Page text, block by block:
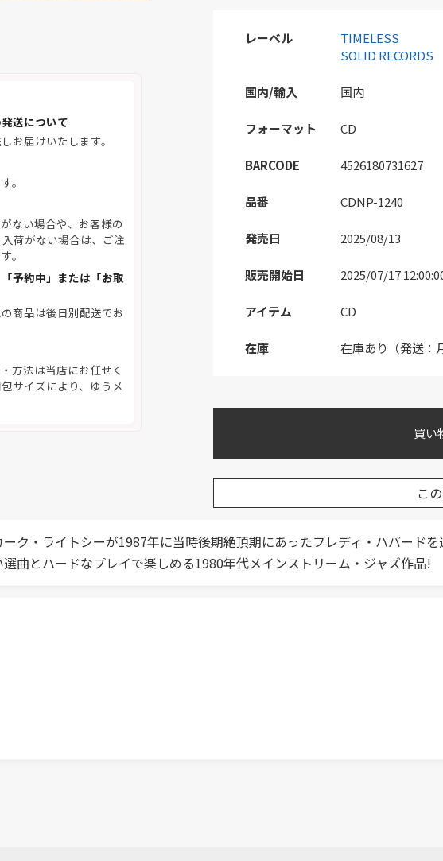
送について
お届けいたします。
。
ない場合や、お客様の
荷がない場合は、ご注
。
予約中」または「お取
商品は後日別配送でお
方法は当店にお任せく
サイズにより、ゆうメ
レーベル
TIMELESS
SOLID RECORDS
国内/輸入 国内
フォーマット CD
BARCODE 4526180731627
品番 CDNP-1240
発売日 2025/08/13
販売開始日 2025/07/17
アイテム CD
在庫 在庫あり（発送：
買い
こ
ク・ライトシーが1987年に当時後期絶頂期にあったフレディ・ハバード
曲とハードなプレイで楽しめる1980年代メインストリーム・ジャズ作品!